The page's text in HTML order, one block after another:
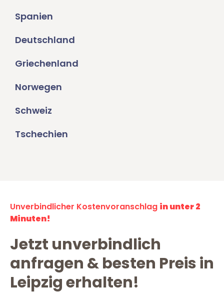
Spanien
Deutschland
Griechenland
Norwegen
Schweiz
Tschechien
Unverbindlicher Kostenvoranschlag in unter 2
Minuten!
Jetzt unverbindlich
anfragen & besten Preis in
Leipzig erhalten!